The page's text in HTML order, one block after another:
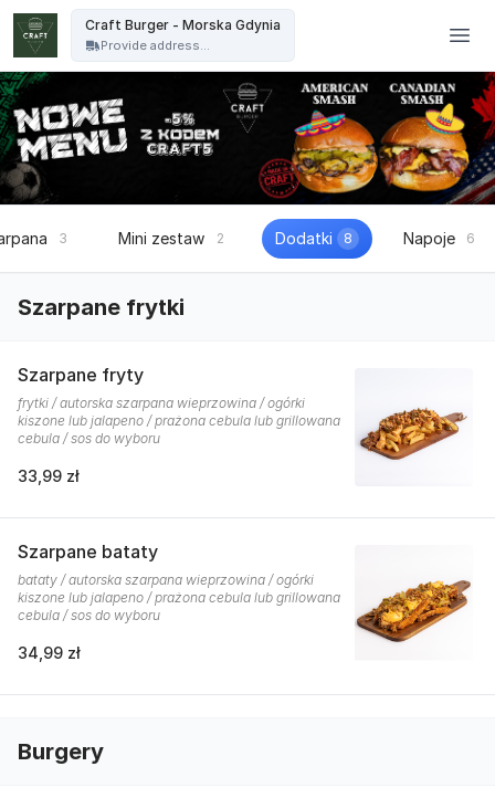
Craft Burger - Morska Gdynia
Provide address...
3 Mini zestaw 2 Dodatki 8 Napoje 6
Szarpane frytki
Szarpane fryty
frytki / autorska szarpana wieprzowina / ogórki
kiszone lub jalapeno / prażona cebula lub grillowana
cebula / sos do wyboru
33,99 zł
Szarpane bataty
bataty / autorska szarpana wieprzowina / ogórki
kiszone lub jalapeno / prażona cebula lub grillowana
cebula / sos do wyboru
34,99 zł
Burgery